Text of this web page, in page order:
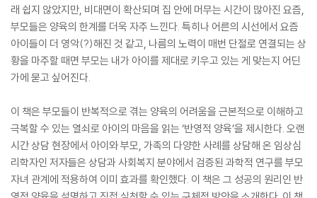
래 쉽지 않았지만, 비대면이 확산되며 집 안에 머무는 시간이 많아진 요즘,
부모들은 양육의 한계를 더욱 자주 느낀다. 특히나 어른의 시선에서 요즘
아이들이 더 영악(?)해진 것 같고, 나름의 노력이 매번 단절로 연결되는 상
황을 마주할 때면 부모는 내가 아이를 제대로 키우고 있는 게 맞는지 어딘
가에 묻고 싶어진다.
이 책은 부모들이 반복적으로 겪는 양육의 어려움을 근본적으로 이해하고
극복할 수 있는 열쇠로 아이의 마음을 읽는 ‘반영적 양육’을 제시한다. 오랜
시간 상담 현장에서 아이와 부모, 가족의 다양한 사례를 상담해 온 임상심
리학자인 저자들은 상담과 사회복지 분야에서 검증된 과학적 연구를 부모
자녀 관계에 적용하여 이미 효과를 확인했다. 이 책은 그 성공의 원리인 반